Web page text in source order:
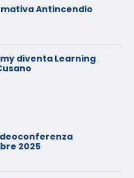
Antincendio
diventa Learning
2025